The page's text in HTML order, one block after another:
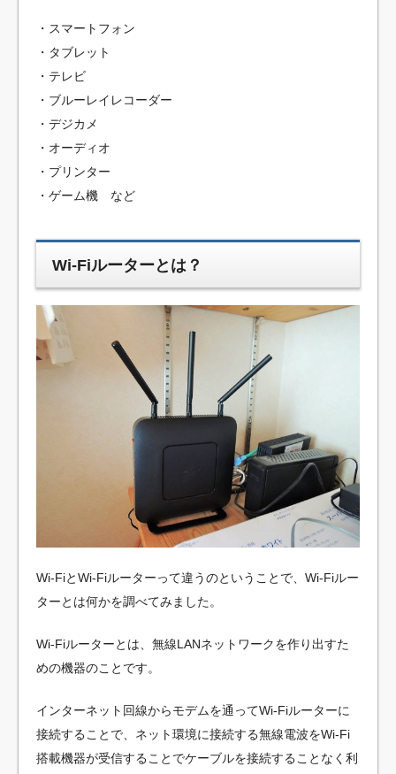
・スマートフォン
・タブレット
・テレビ
・ブルーレイレコーダー
・デジカメ
・オーディオ
・プリンター
・ゲーム機 など
Wi-Fiルーターとは？
Wi-FiとWi-Fiルーターって違うのということで、Wi-Fiルー
ターとは何かを調べてみました。
Wi-Fiルーターとは、無線LANネットワークを作り出すた
めの機器のことです。
インターネット回線からモデムを通ってWi-Fiルーターに
接続することで、ネット環境に接続する無線電波をWi-Fi
搭載機器が受信することでケーブルを接続することなく利